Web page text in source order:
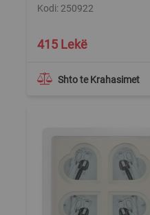
Kodi: 250922
Shto te Krahasimet
415 Lekë